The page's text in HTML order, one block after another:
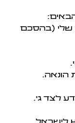
שלי (בהסכם
הונאה.
לצד ג’.